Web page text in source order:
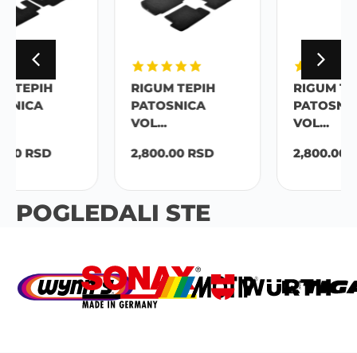
RIGUM TEPIH
PATOSNICA
2,800.00
RIGUM TEPIH
PATOSNICA
2,800.00
POGLEDALI STE